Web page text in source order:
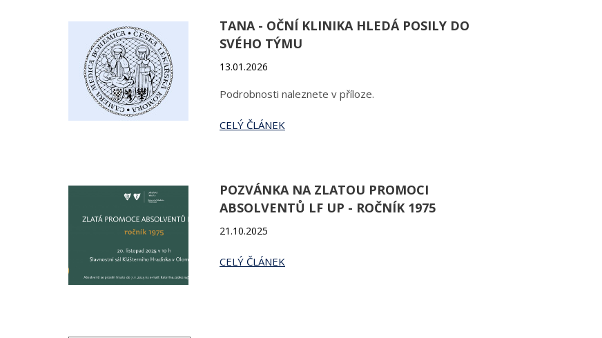
TANA - OČNÍ KLINIKA HLEDÁ POSILY DO
SVÉHO TÝMU
13.01.2026
Podrobnosti naleznete v příloze.
CELÝ ČLÁNEK
POZVÁNKA NA ZLATOU PROMOCI
ABSOLVENTŮ LF UP - ROČNÍK 1975
21.10.2025
CELÝ ČLÁNEK